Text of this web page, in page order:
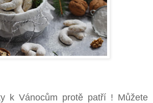
k Vánocům protě patří ! Můžete